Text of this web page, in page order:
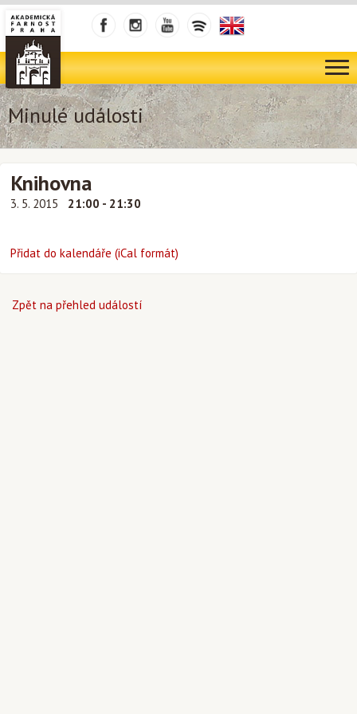
Minulé události
Knihovna
3. 5. 2015 21:00 - 21:30
Přidat do kalendáře (iCal formát)
Zpět na přehled událostí